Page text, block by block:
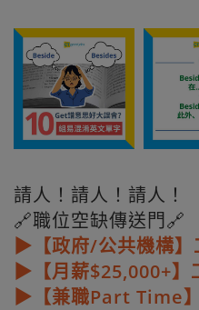
請人！請人！請人！
🔗職位空缺傳送門🔗
▶【政府/公共機構】
▶【月薪$25,000+】
▶【兼職Part Time